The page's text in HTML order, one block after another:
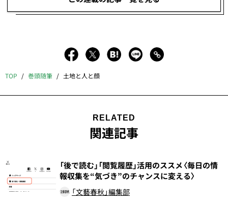
TOP 巻頭随筆 土地と人と顔
RELATED
関連記事
「後で読む」「閲覧履歴」活用のススメ〈毎日の情
報収集を“気づき”のチャンスに変える〉
「文藝春秋」編集部